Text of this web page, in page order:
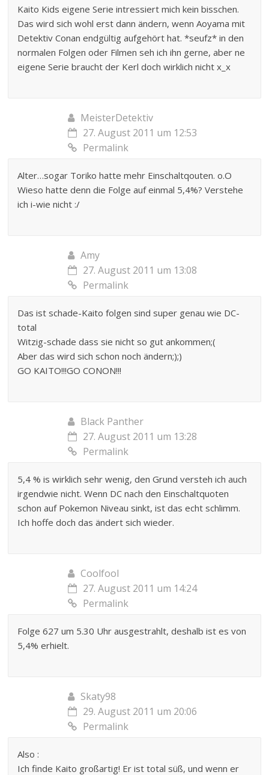
Kaito Kids eigene Serie intressiert mich kein bisschen.
Das wird sich wohl erst dann ändern, wenn Aoyama mit
Detektiv Conan endgültig aufgehört hat. *seufz* in den
normalen Folgen oder Filmen seh ich ihn gerne, aber ne
eigene Serie braucht der Kerl doch wirklich nicht x_x
MeisterDetektiv
27. August 2011 um 12:53
Permalink
Alter…sogar Toriko hatte mehr Einschaltqouten. o.O
Wieso hatte denn die Folge auf einmal 5,4%? Verstehe
ich i-wie nicht :/
Amy
27. August 2011 um 13:08
Permalink
Das ist schade-Kaito folgen sind super genau wie DC-
total
Witzig-schade dass sie nicht so gut ankommen;(
Aber das wird sich schon noch ändern;);)
GO KAITO!!!GO CONON!!!
Black Panther
27. August 2011 um 13:28
Permalink
5,4 % is wirklich sehr wenig, den Grund versteh ich auch
irgendwie nicht. Wenn DC nach den Einschaltquoten
schon auf Pokemon Niveau sinkt, ist das echt schlimm.
Ich hoffe doch das ändert sich wieder.
Coolfool
27. August 2011 um 14:24
Permalink
Folge 627 um 5.30 Uhr ausgestrahlt, deshalb ist es von
5,4% erhielt.
Skaty98
29. August 2011 um 20:06
Permalink
Also :
Ich finde Kaito großartig! Er ist total süß, und wenn er